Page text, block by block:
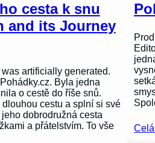
cesta k snu
and its Journey
artificially generated.
Byla jedna
o cestě do říše snů.
cestu a splní si své
dobrodružná cesta
a přátelstvím. To vše